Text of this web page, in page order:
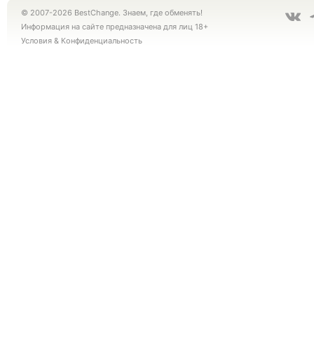
© 2007-2026 BestChange. Знаем, где обменять!
Информация на сайте предназначена для лиц 18+
Условия & Конфиденциальность